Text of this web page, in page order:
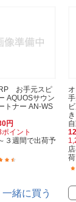
お手元スピ
AQUOSサウン
トナー AN-WS
円
イント
３週間で出荷予
一緒に買う
荷